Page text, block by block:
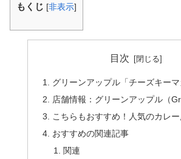
もくじ [非表示]
目次
グリーンアップル「チーズキーマ
店舗情報：グリーンアップル（
こちらもおすすめ！人気のカレ
おすすめの関連記事
関連